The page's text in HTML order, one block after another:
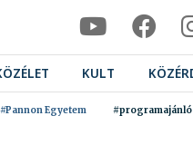
KULT
#Pannon Egyetem #programajánló